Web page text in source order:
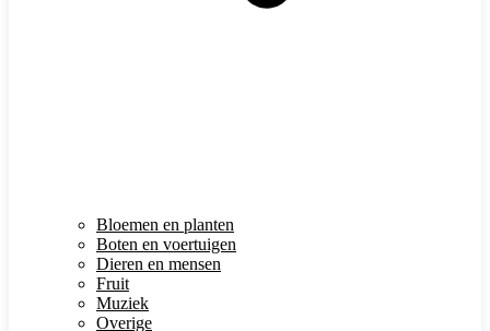
Bloemen en planten
Boten en voertuigen
Dieren en mensen
Fruit
Muziek
Overige